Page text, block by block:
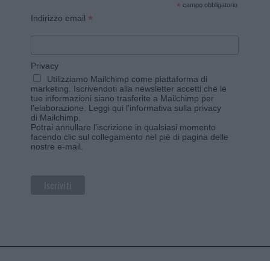
* campo obbligatorio
Indirizzo email *
Privacy
Utilizziamo Mailchimp come piattaforma di
marketing. Iscrivendoti alla newsletter accetti che le
tue informazioni siano trasferite a Mailchimp per
l'elaborazione. Leggi qui l'informativa sulla privacy
di Mailchimp.
Potrai annullare l'iscrizione in qualsiasi momento
facendo clic sul collegamento nel piè di pagina delle
nostre e-mail.